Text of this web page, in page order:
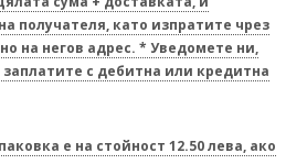
получателя, като изпратите чрез
на негов адрес. * Уведомете ни,
с дебитна или кредитна
е на стойност 12.50 лева, ако